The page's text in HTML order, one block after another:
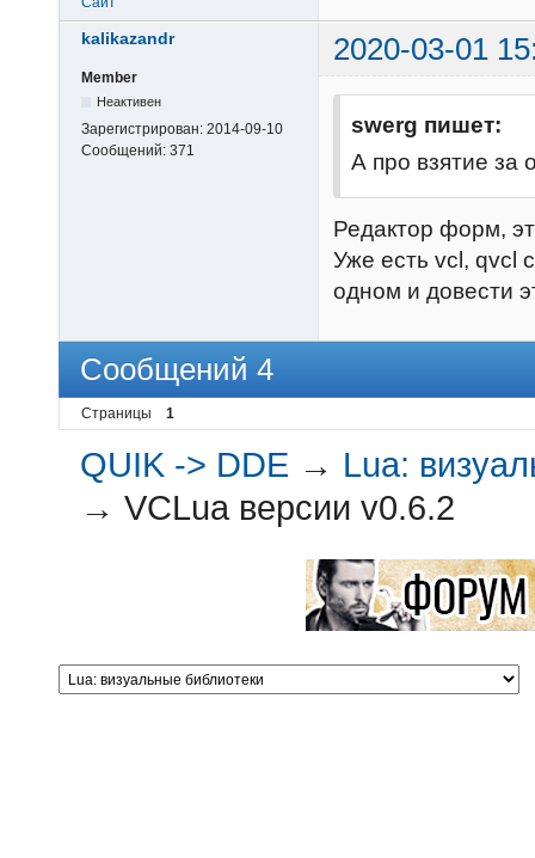
kalikazandr 2020-03-01
Member
Неактивен
Зарегистрирован: 2014-09-10
Сообщений: 371
swerg пишет:
А про взятие за
Редактор форм,
Уже есть vcl, qvcl
одном и довести
Сообщений 4
Страницы 1
QUIK -> DDE → Lua:
→VCLua версии v0.6.2